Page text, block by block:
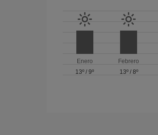
Enero
13º /9º
Febrero
13º/ 8º